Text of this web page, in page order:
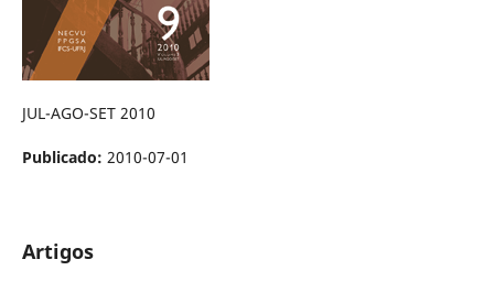
JUL-AGO-SET 2010
Publicado: 2010-07-01
Artigos